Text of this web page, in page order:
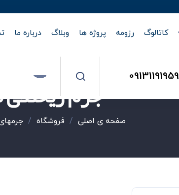
کاتالوگ رزومه پروژه ها وبلاگ درباره ما
09131191959 جرم ریختنی
صفحه ی اصلی / فروشگاه /